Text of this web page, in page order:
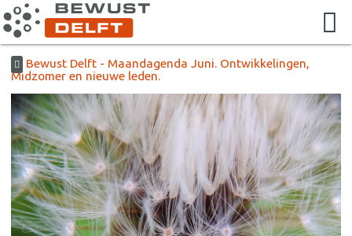
Bewust Delft - Maandagenda Juni. Ontwikkelingen,
Midzomer en nieuwe leden.